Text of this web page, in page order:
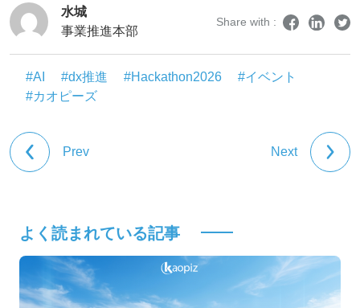
水城
事業推進本部
Share with :
#AI #dx推進 #Hackathon2026
#イベント
#カオピーズ
Prev Next
よく読まれている記事